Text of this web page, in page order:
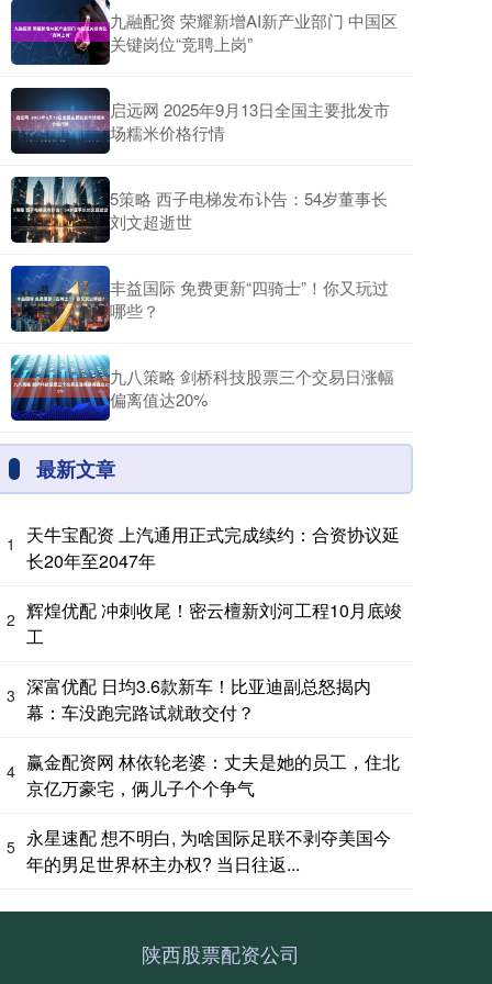
九融配资 荣耀新增AI新产业部门 中国区
关键岗位“竞聘上岗”
启远网 2025年9月13日全国主要批发市
场糯米价格行情
5策略 西子电梯发布讣告：54岁董事长
刘文超逝世
丰益国际 免费更新“四骑士”！你又玩过
哪些？
九八策略 剑桥科技股票三个交易日涨幅
偏离值达20%
最新文章
1
天牛宝配资 上汽通用正式完成续约：合资协议延
长20年至2047年
2 辉煌优配 冲刺收尾！密云檀新刘河工程10月底竣
工
3 深富优配 日均3.6款新车！比亚迪副总怒揭内
幕：车没跑完路试就敢交付？
4 赢金配资网 林依轮老婆：丈夫是她的员工，住北
京亿万豪宅，俩儿子个个争气
5 永星速配 想不明白, 为啥国际足联不剥夺美国今
年的男足世界杯主办权? 当日往返...
陕西股票配资公司